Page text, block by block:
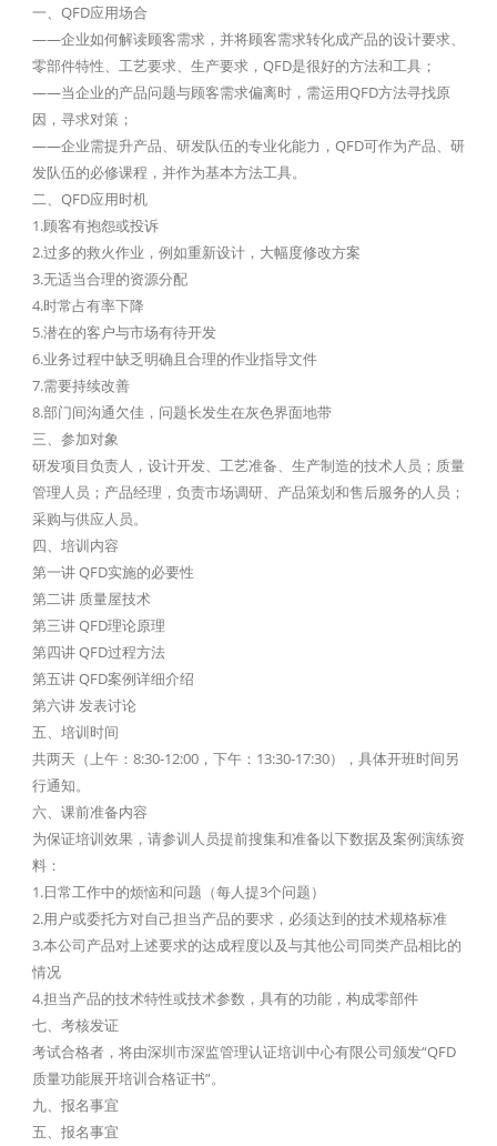
一、QFD应用场合
——企业如何解读顾客需求，并将顾客需求转化成产品的设计要求、
零部件特性、工艺要求、生产要求，QFD是很好的方法和工具；
——当企业的产品问题与顾客需求偏离时，需运用QFD方法寻找原
因，寻求对策；
——企业需提升产品、研发队伍的专业化能力，QFD可作为产品、研
发队伍的必修课程，并作为基本方法工具。
二、QFD应用时机
1.顾客有抱怨或投诉
2.过多的救火作业，例如重新设计，大幅度修改方案
3.无适当合理的资源分配
4.时常占有率下降
5.潜在的客户与市场有待开发
6.业务过程中缺乏明确且合理的作业指导文件
7.需要持续改善
8.部门间沟通欠佳，问题长发生在灰色界面地带
三、参加对象
研发项目负责人，设计开发、工艺准备、生产制造的技术人员；质量
管理人员；产品经理，负责市场调研、产品策划和售后服务的人员；
采购与供应人员。
四、培训内容
第一讲 QFD实施的必要性
第二讲 质量屋技术
第三讲 QFD理论原理
第四讲 QFD过程方法
第五讲 QFD案例详细介绍
第六讲 发表讨论
五、培训时间
共两天（上午：8:30-12:00，下午：13:30-17:30），具体开班时间另
行通知。
六、课前准备内容
为保证培训效果，请参训人员提前搜集和准备以下数据及案例演练资
料：
1.日常工作中的烦恼和问题（每人提3个问题）
2.用户或委托方对自己担当产品的要求，必须达到的技术规格标准
3.本公司产品对上述要求的达成程度以及与其他公司同类产品相比的
情况
4.担当产品的技术特性或技术参数，具有的功能，构成零部件
七、考核发证
考试合格者，将由深圳市深监管理认证培训中心有限公司颁发“QFD
质量功能展开培训合格证书”。
九、报名事宜
五、报名事宜